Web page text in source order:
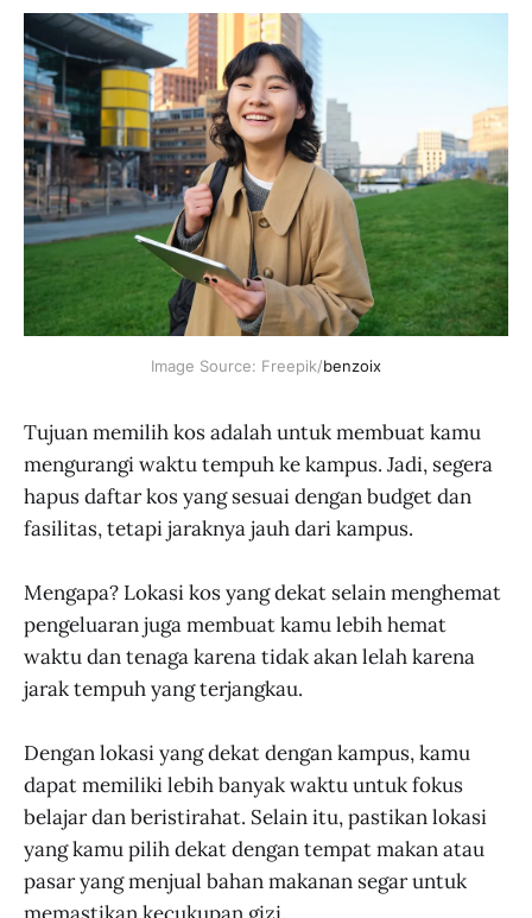
Image Source: Freepik/benzoix
Tujuan memilih kos adalah untuk membuat kamu
mengurangi waktu tempuh ke kampus. Jadi, segera
hapus daftar kos yang sesuai dengan budget dan
fasilitas, tetapi jaraknya jauh dari kampus.
Mengapa? Lokasi kos yang dekat selain menghemat
pengeluaran juga membuat kamu lebih hemat
waktu dan tenaga karena tidak akan lelah karena
jarak tempuh yang terjangkau.
Dengan lokasi yang dekat dengan kampus, kamu
dapat memiliki lebih banyak waktu untuk fokus
belajar dan beristirahat. Selain itu, pastikan lokasi
yang kamu pilih dekat dengan tempat makan atau
pasar yang menjual bahan makanan segar untuk